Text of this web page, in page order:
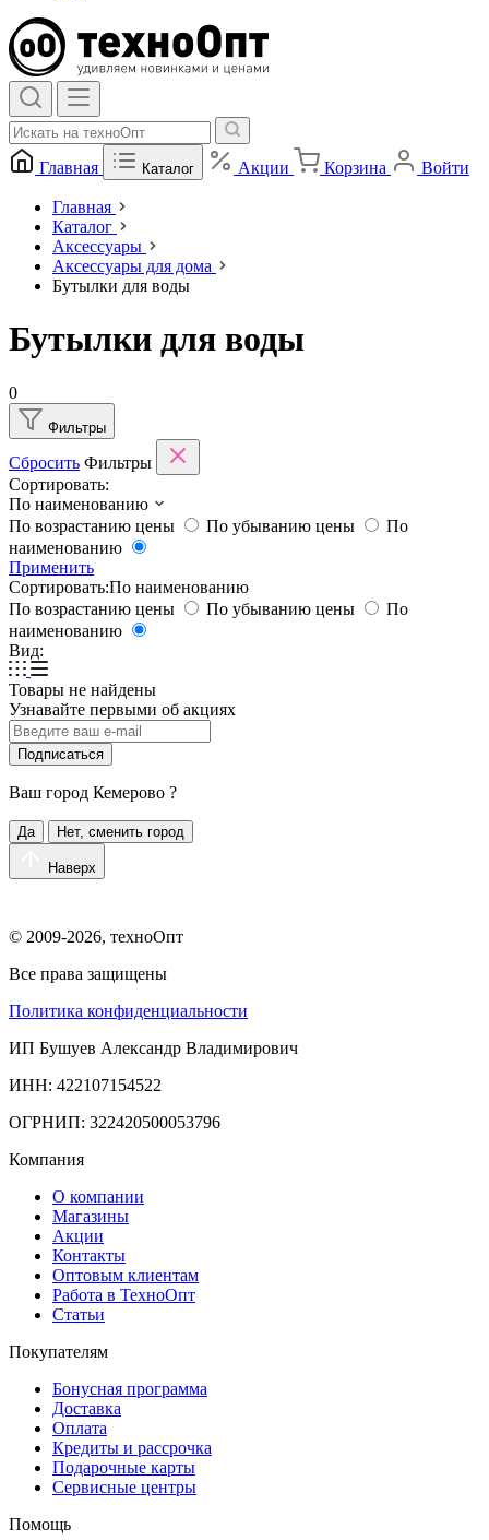
Главная Каталог Акции Корзина Войти
Главная
Каталог
Аксессуары
Аксессуары для дома
Бутылки для воды
Бутылки для воды
0
Фильтры
Сбросить Фильтры
Сортировать:
По наименованию
По возрастанию цены
По убыванию цены
По
наименованию
Применить
Сортировать:По наименованию
По возрастанию цены
По убыванию цены
По
наименованию
Вид:
Товары не найдены
Узнавайте первыми об акциях
Подписаться
Ваш город Кемерово ?
Да Нет, сменить город
Наверх
© 2009-2026, техноОпт
Все права защищены
Политика конфиденциальности
ИП Бушуев Александр Владимирович
ИНН: 422107154522
ОГРНИП: 322420500053796
Компания
О компании
Магазины
Акции
Контакты
Оптовым клиентам
Работа в ТехноОпт
Статьи
Покупателям
Бонусная программа
Доставка
Оплата
Кредиты и рассрочка
Подарочные карты
Сервисные центры
Помощь